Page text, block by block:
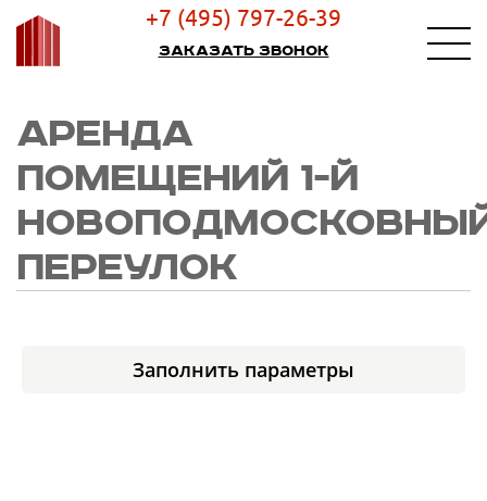
+7 (495) 797-26-39
Заказать звонок
АРЕНДА
ПОМЕЩЕНИЙ 1-Й
ПЕРЕУЛОК
Заполнить параметры